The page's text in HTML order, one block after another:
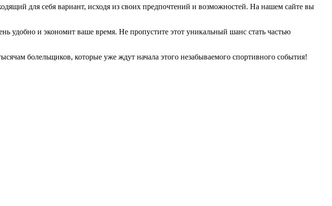
для себя вариант, исходя из своих предпочтений и возможностей. На нашем сайте вы
удобно и экономит ваше время. Не пропустите этот уникальный шанс стать частью
болельщиков, которые уже ждут начала этого незабываемого спортивного события!